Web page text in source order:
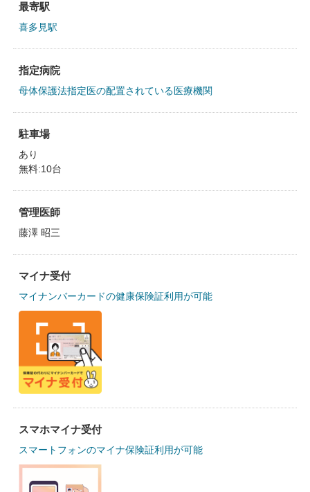
最寄駅
喜多見駅
指定病院
母体保護法指定医の配置されている医療機関
駐車場
あり
無料:10台
管理医師
藤澤 昭三
マイナ受付
マイナンバーカードの健康保険証利用が可能
スマホマイナ受付
スマートフォンのマイナ保険証利用が可能